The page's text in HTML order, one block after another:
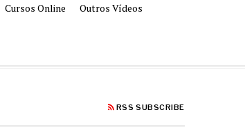
Cursos Online Outros Vídeos
RSS SUBSCRIBE